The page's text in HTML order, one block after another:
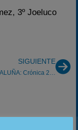
3º Joeluco
SIGUIENTE
CRAKS CATALUÑA: Crónica 2º G.P. de Vic (17/03/2013)